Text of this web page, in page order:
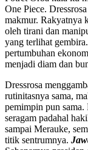
One Piece.
makmur. Rakyatnya
oleh tirani dan
yang terlihat
pertumbuhan
menjadi diam dan
Dressrosa
rutinitasnya sama,
pemimpin pun
seragam padahal
sampai Merauke,
titik sentrumnya.